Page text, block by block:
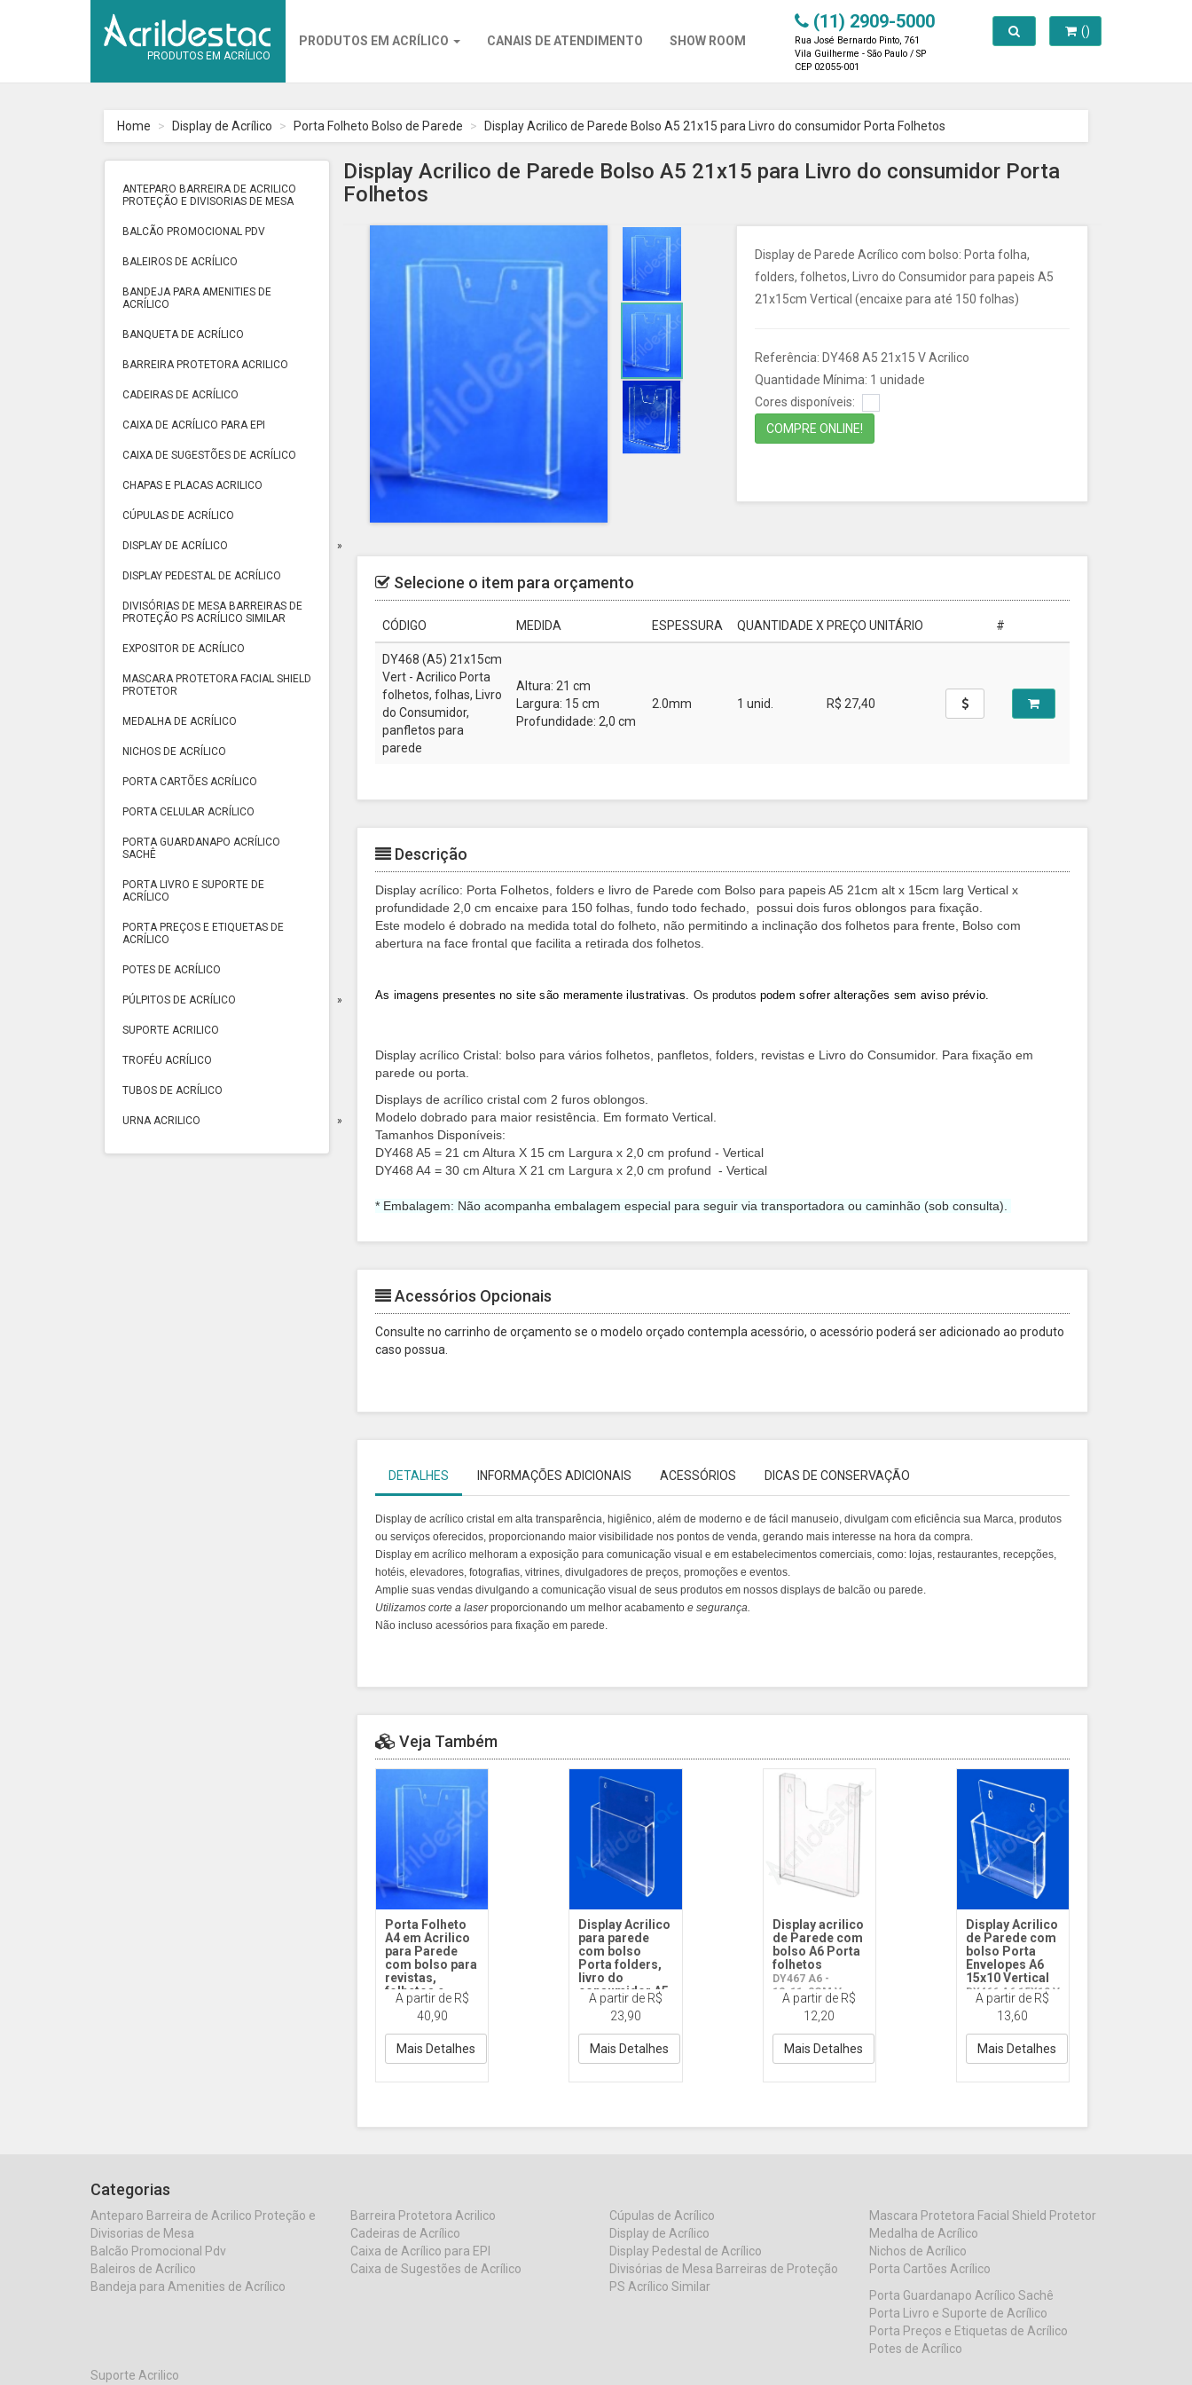
PRODUTOS EM ACRÍLICO
PRODUTOS EM ACRÍLICO CANAIS DE ATENDIMENTO SHOW ROOM
(11) 2909-5000
Rua José Bernardo Pinto, 761
Vila Guilherme - São Paulo / SP
CEP 02055-001
()
Toggle search
Home Display de Acrílico Porta Folheto Bolso de Parede Display Acrilico de Parede Bolso A5 21x15 para Livro do consumidor Porta Folhetos
ANTEPARO BARREIRA DE ACRILICO
PROTEÇÃO E DIVISORIAS DE MESA
BALCÃO PROMOCIONAL PDV
BALEIROS DE ACRÍLICO
BANDEJA PARA AMENITIES DE
ACRÍLICO
BANQUETA DE ACRÍLICO
BARREIRA PROTETORA ACRILICO
CADEIRAS DE ACRÍLICO
CAIXA DE ACRÍLICO PARA EPI
CAIXA DE SUGESTÕES DE ACRÍLICO
CHAPAS E PLACAS ACRILICO
CÚPULAS DE ACRÍLICO
DISPLAY DE ACRÍLICO
DISPLAY PEDESTAL DE ACRÍLICO
DIVISÓRIAS DE MESA BARREIRAS DE
PROTEÇÃO PS ACRÍLICO SIMILAR
EXPOSITOR DE ACRÍLICO
MASCARA PROTETORA FACIAL SHIELD
PROTETOR
MEDALHA DE ACRÍLICO
NICHOS DE ACRÍLICO
PORTA CARTÕES ACRÍLICO
PORTA CELULAR ACRÍLICO
PORTA GUARDANAPO ACRÍLICO
SACHÊ
PORTA LIVRO E SUPORTE DE
ACRÍLICO
PORTA PREÇOS E ETIQUETAS DE
ACRÍLICO
POTES DE ACRÍLICO
PÚLPITOS DE ACRÍLICO
SUPORTE ACRILICO
TROFÉU ACRÍLICO
TUBOS DE ACRÍLICO
URNA ACRILICO
Display Acrilico de Parede Bolso A5 21x15 para Livro do consumidor Porta
Folhetos
Display de Parede Acrílico com bolso: Porta folha,
folders, folhetos, Livro do Consumidor para papeis A5
21x15cm Vertical (encaixe para até 150 folhas)
Referência: DY468 A5 21x15 V Acrilico
Quantidade Mínima: 1 unidade
Cores disponíveis:
COMPRE ONLINE!
Selecione o item para orçamento
CÓDIGO MEDIDA ESPESSURA QUANTIDADE X PREÇO UNITÁRIO #
DY468 (A5) 21x15cm
Vert - Acrilico Porta
folhetos, folhas, Livro
do Consumidor,
panfletos para
parede
Altura: 21 cm
Largura: 15 cm
Profundidade: 2,0 cm
2.0mm 1 unid. R$ 27,40
Descrição
Display acrílico: Porta Folhetos, folders e livro de Parede com Bolso para papeis A5 21cm alt x 15cm larg Vertical x
profundidade 2,0 cm encaixe para 150 folhas, fundo todo fechado, possui dois furos oblongos para fixação.
Este modelo é dobrado na medida total do folheto, não permitindo a inclinação dos folhetos para frente, Bolso com
abertura na face frontal que facilita a retirada dos folhetos.
As imagens presentes no site são meramente ilustrativas. Os produtos podem sofrer alterações sem aviso prévio.
Display acrílico Cristal: bolso para vários folhetos, panfletos, folders, revistas e Livro do Consumidor. Para fixação em
parede ou porta.
Displays de acrílico cristal com 2 furos oblongos.
Modelo dobrado para maior resistência. Em formato Vertical.
Tamanhos Disponíveis:
DY468 A5 = 21 cm Altura X 15 cm Largura x 2,0 cm profund - Vertical
DY468 A4 = 30 cm Altura X 21 cm Largura x 2,0 cm profund - Vertical
* Embalagem: Não acompanha embalagem especial para seguir via transportadora ou caminhão (sob consulta).
Acessórios Opcionais
Consulte no carrinho de orçamento se o modelo orçado contempla acessório, o acessório poderá ser adicionado ao produto
caso possua.
DETALHES INFORMAÇÕES ADICIONAIS ACESSÓRIOS DICAS DE CONSERVAÇÃO
Display de acrílico cristal em alta transparência, higiênico, além de moderno e de fácil manuseio, divulgam com eficiência sua Marca, produtos
ou serviços oferecidos, proporcionando maior visibilidade nos pontos de venda, gerando mais interesse na hora da compra.
Display em acrílico melhoram a exposição para comunicação visual e em estabelecimentos comerciais, como: lojas, restaurantes, recepções,
hotéis, elevadores, fotografias, vitrines, divulgadores de preços, promoções e eventos.
Amplie suas vendas divulgando a comunicação visual de seus produtos em nossos displays de balcão ou parede.
Utilizamos corte a laserproporcionando um melhor acabamento e segurança.
Não incluso acessórios para fixação em parede.
Veja Também
Porta Folheto
A4 em Acrilico
para Parede
com bolso para
revistas,
folhetos e
folders
DY468 A4 30x21 V
Acrilico
A partir de R$
40,90
Mais Detalhes
Display Acrilico
para parede
com bolso
Porta folders,
livro do
consumidor A5
21x15
DY466 A5 21x15 V
Acrilico
A partir de R$
23,90
Mais Detalhes
Display acrilico
de Parede com
bolso A6 Porta
folhetos
DY467 A6 -
12x11x2CM V
Acrilico
A partir de R$
12,20
Mais Detalhes
Display Acrilico
de Parede com
bolso Porta
Envelopes A6
15x10 Vertical
DY466 A6 15X10 V
Acrilico
A partir de R$
13,60
Mais Detalhes
Categorias
Anteparo Barreira de Acrilico Proteção e
Divisorias de Mesa
Balcão Promocional Pdv
Baleiros de Acrílico
Bandeja para Amenities de Acrílico
Barreira Protetora Acrilico
Cadeiras de Acrílico
Caixa de Acrílico para EPI
Caixa de Sugestões de Acrílico
Cúpulas de Acrílico
Display de Acrílico
Display Pedestal de Acrílico
Divisórias de Mesa Barreiras de Proteção
PS Acrílico Similar
Mascara Protetora Facial Shield Protetor
Medalha de Acrílico
Nichos de Acrílico
Porta Cartões Acrílico
Porta Guardanapo Acrílico Sachê
Porta Livro e Suporte de Acrílico
Porta Preços e Etiquetas de Acrílico
Potes de Acrílico
Suporte Acrilico